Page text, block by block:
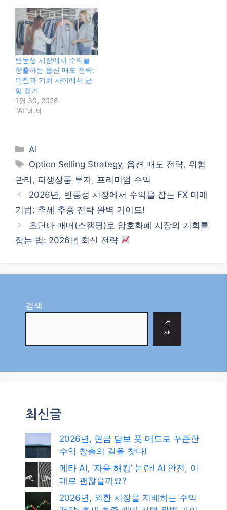
변동성 시장에서 수익을
창출하는 옵션 매도 전략:
위험과 기회 사이에서 균
형 잡기
1월 30, 2026
"AI"에서
Categories
AI
Tags
Option Selling Strategy, 옵션 매도 전략, 위험
관리 , 파생상품 투자, 프리미엄 수익
2026년, 변동성 시장에서 수익을 잡는 FX 매매
기법: 추세 추종 전략 완벽 가이드!
초단타 매매(스캘핑)로 암호화폐 시장의 기회를
잡는 법: 2026년 최신 전략
검색
검
색
최신글
2026년, 현금 담보 풋 매도로 꾸준한
수익 창출의 길을 찾다!
메타 AI, ‘자율 해킹’ 논란! AI 안전, 이
대로 괜찮을까요?
2026년, 외환 시장을 지배하는 수익